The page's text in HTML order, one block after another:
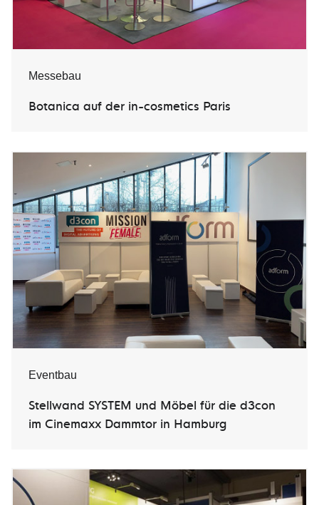
Messebau
Botanica auf der in-cosmetics Paris
Eventbau
Stellwand SYSTEM und Möbel für die d3con
im Cinemaxx Dammtor in Hamburg